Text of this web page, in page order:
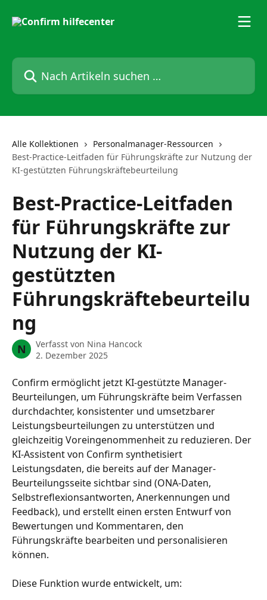
Nach Artikeln suchen …
Alle Kollektionen
Personalmanager-Ressourcen
Best-Practice-Leitfaden für Führungskräfte zur Nutzung der
KI-gestützten Führungskräftebeurteilung
Best-Practice-Leitfaden
für Führungskräfte zur
Nutzung der KI-
gestützten
Führungskräftebeurteilu
ng
N Verfasst von Nina Hancock
2. Dezember 2025
Confirm ermöglicht jetzt KI-gestützte Manager-
Beurteilungen, um Führungskräfte beim Verfassen
durchdachter, konsistenter und umsetzbarer
Leistungsbeurteilungen zu unterstützen und
gleichzeitig Voreingenommenheit zu reduzieren. Der
KI-Assistent von Confirm synthetisiert
Leistungsdaten, die bereits auf der Manager-
Beurteilungsseite sichtbar sind (ONA-Daten,
Selbstreflexionsantworten, Anerkennungen und
Feedback), und erstellt einen ersten Entwurf von
Bewertungen und Kommentaren, den
Führungskräfte bearbeiten und personalisieren
können.
Diese Funktion wurde entwickelt, um: